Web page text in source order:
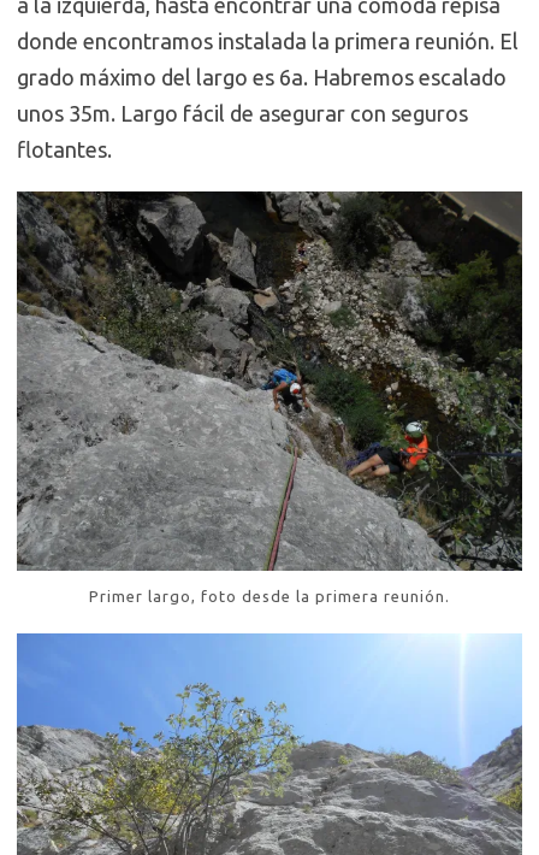
a la izquierda, hasta encontrar una cómoda repisa
donde encontramos instalada la primera reunión. El
grado máximo del largo es 6a. Habremos escalado
unos 35m. Largo fácil de asegurar con seguros
flotantes.
Primer largo, foto desde la primera reunión.